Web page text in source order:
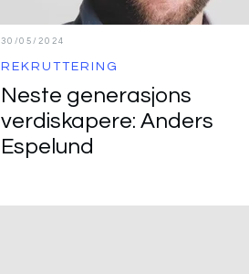
30/05/2024
REKRUTTERING
Neste generasjons
verdiskapere: Anders
Espelund